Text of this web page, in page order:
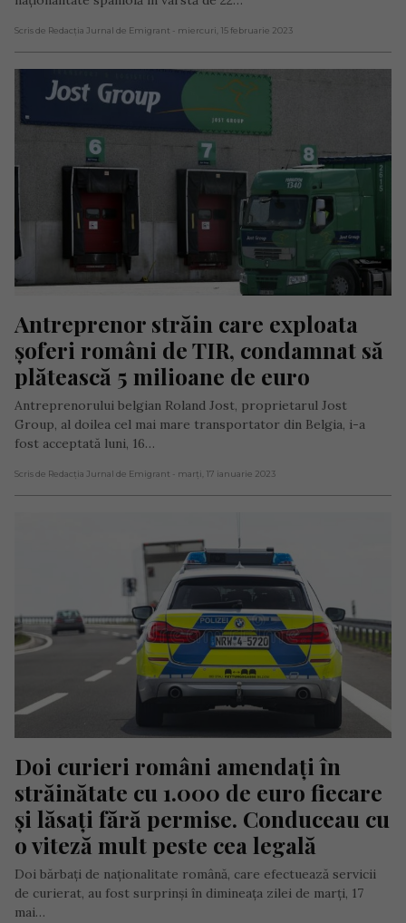
Scris de Redacția Jurnal de Emigrant - miercuri, 15 februarie 2023
Antreprenor străin care exploata
șoferi români de TIR, condamnat să
plătească 5 milioane de euro
Antreprenorului belgian Roland Jost, proprietarul Jost
Group, al doilea cel mai mare transportator din Belgia, i-a
fost acceptată luni, 16…
Scris de Redacția Jurnal de Emigrant - marți, 17 ianuarie 2023
Doi curieri români amendați în
străinătate cu 1.000 de euro fiecare
și lăsați fără permise. Conduceau cu
o viteză mult peste cea legală
Doi bărbați de naționalitate română, care efectuează servicii
de curierat, au fost surprinși în dimineața zilei de marți, 17
mai…